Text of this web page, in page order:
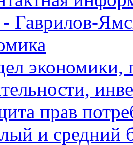
экономики,
прав
и средний